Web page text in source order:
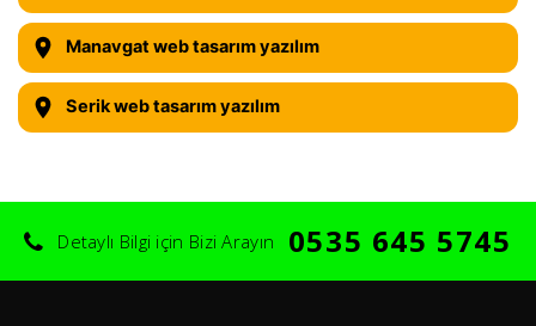
Manavgat web tasarım yazılım
Serik web tasarım yazılım
Detaylı Bilgi için Bizi Arayın 0535 645 5745